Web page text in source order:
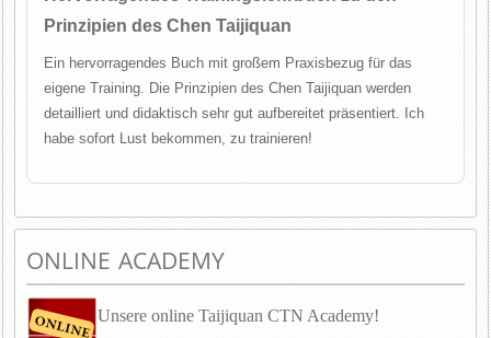
Prinzipien des Chen Taijiquan
Ein hervorragendes Buch mit großem Praxisbezug für das
eigene Training. Die Prinzipien des Chen Taijiquan werden
detailliert und didaktisch sehr gut aufbereitet präsentiert. Ich
habe sofort Lust bekommen, zu trainieren!
ONLINE ACADEMY
Unsere online Taijiquan CTN Academy!